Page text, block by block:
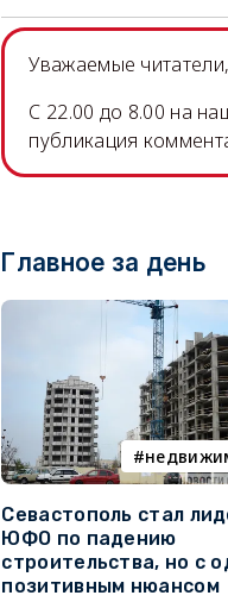
Уважаемые
C 22.00 до 8.00 на
публикация
Главное за день
Севастополь стал
ЮФО по падению
строительства, но с
позитивным нюансом